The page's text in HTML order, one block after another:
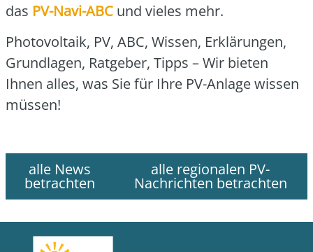
das PV-Navi-ABC und vie­les mehr.
Pho­to­vol­ta­ik, PV, ABC, Wis­sen, Erklä­run­gen,
Grund­la­gen, Rat­ge­ber, Tipps – Wir bie­ten
Ihnen alles, was Sie für Ihre PV-Anla­ge wis­sen
müs­sen!
alle News
betrachten
alle regionalen PV-
Nachrichten betrachten